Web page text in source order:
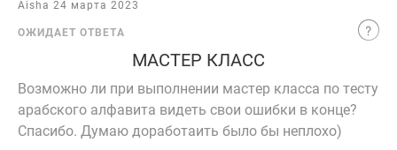
Aisha 24 марта 2023
ОЖИДАЕТ ОТВЕТА
МАСТЕР КЛАСС
Возможно ли при выполнении мастер класса по тесту
арабского алфавита видеть свои ошибки в конце?
Спасибо. Думаю доработаить было бы неплохо)